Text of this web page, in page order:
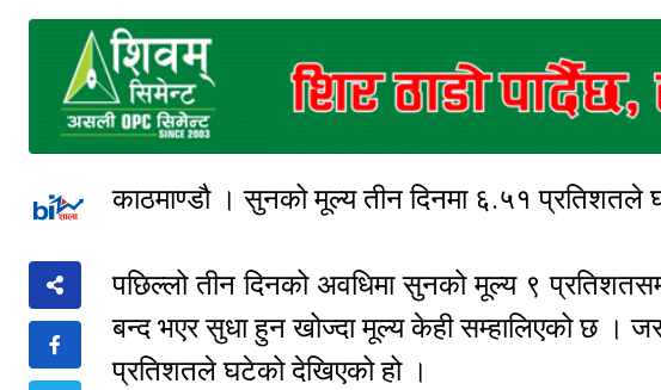
काठमाण्डौ । सुनको मूल्य तीन दिनमा ६.५१
पछिल्लो तीन दिनको अवधिमा सुनको मूल्य ९
बन्द भएर सुधा हुन खोज्दा मूल्य केही सम्हालिएको छ ।
प्रतिशतले घटेको देखिएको हो ।